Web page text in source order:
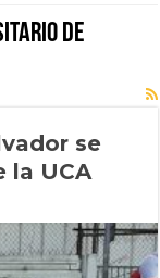
de
se
la UCA